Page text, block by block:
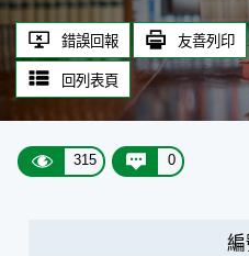
錯誤回報 友善列印
回列表頁
315 0